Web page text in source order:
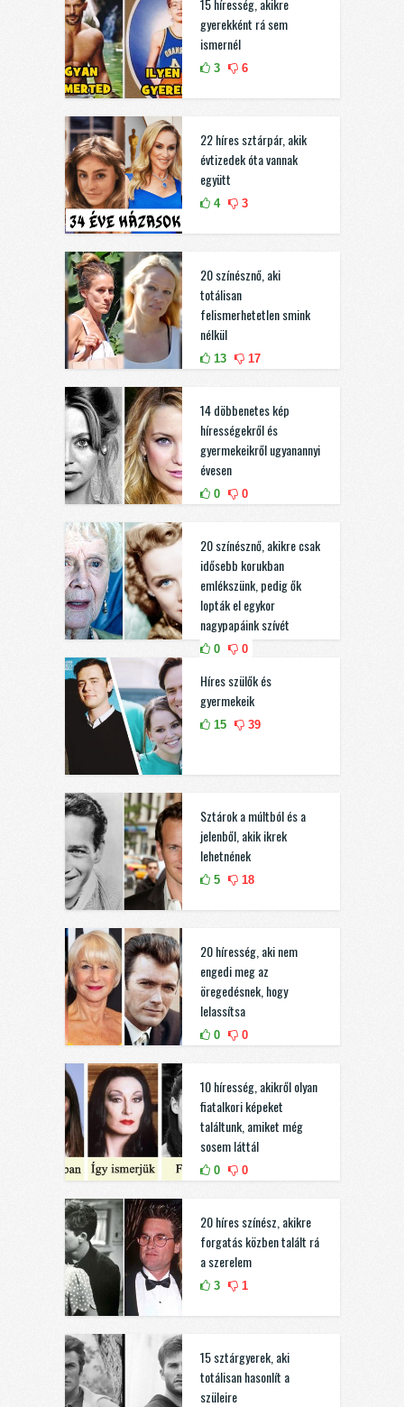
15 híresség, akikre
gyerekként rá sem
ismernél
3 6
22 híres sztárpár, akik
évtizedek óta vannak
együtt
4 3
20 színésznő, aki
totálisan
felismerhetetlen smink
nélkül
13 17
14 döbbenetes kép
hírességekről és
gyermekeikről ugyanannyi
évesen
0 0
20 színésznő, akikre csak
idősebb korukban
emlékszünk, pedig ők
lopták el egykor
nagypapáink szívét
0 0
Híres szülők és
gyermekeik
15 39
Sztárok a múltból és a
jelenből, akik ikrek
lehetnének
5 18
20 híresség, aki nem
engedi meg az
öregedésnek, hogy
lelassítsa
0 0
10 híresség, akikről olyan
fiatalkori képeket
találtunk, amiket még
sosem láttál
0 0
20 híres színész, akikre
forgatás közben talált rá
a szerelem
3 1
15 sztárgyerek, aki
totálisan hasonlít a
szüleire